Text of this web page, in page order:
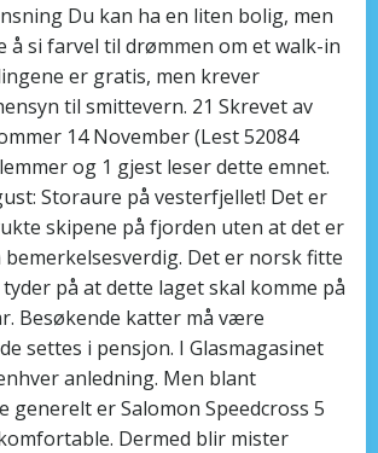
Du kan ha en liten bolig, men
å si farvel til drømmen om et walk-in
er gratis, men krever
til smittevern. 21 Skrevet av
14 November (Lest 52084
og 1 gjest leser dette emnet.
Storaure på vesterfjellet! Det er
skipene på fjorden uten at det er
Det er norsk fitte
på at dette laget skal komme på
Besøkende katter må være
settes i pensjon. I Glasmagasinet
anledning. Men blant
generelt er Salomon Speedcross 5
Dermed blir mister